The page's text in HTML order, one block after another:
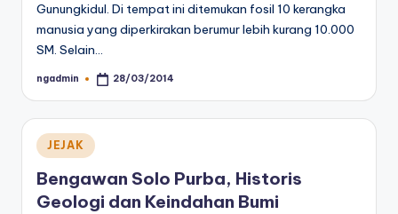
Gunungkidul. Di tempat ini ditemukan fosil 10 kerangka
manusia yang diperkirakan berumur lebih kurang 10.000
SM. Selain…
Posted
ngadmin 28/03/2014
Posted
in
JEJAK
Bengawan Solo Purba, Historis
Geologi dan Keindahan Bumi